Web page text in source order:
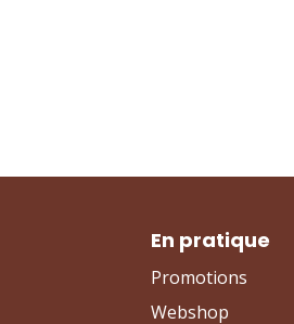
En pratique
Promotions
Webshop